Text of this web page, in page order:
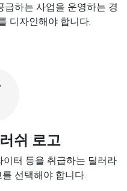
급하는 사업을 운영하는 경
디자인해야 합니다.
쉬 로고
이터 등을 취급하는 딜러라
선택해야 합니다.